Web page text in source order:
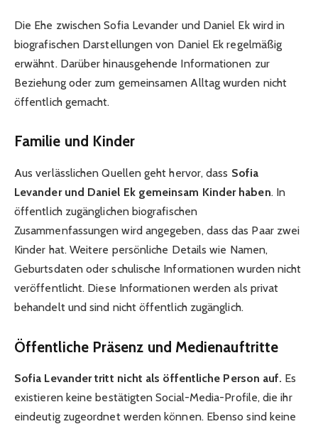
Die Ehe zwischen Sofia Levander und Daniel Ek wird in
biografischen Darstellungen von Daniel Ek regelmäßig
erwähnt. Darüber hinausgehende Informationen zur
Beziehung oder zum gemeinsamen Alltag wurden nicht
öffentlich gemacht.
Familie und Kinder
Aus verlässlichen Quellen geht hervor, dass Sofia
Levander und Daniel Ek gemeinsam Kinder haben. In
öffentlich zugänglichen biografischen
Zusammenfassungen wird angegeben, dass das Paar zwei
Kinder hat. Weitere persönliche Details wie Namen,
Geburtsdaten oder schulische Informationen wurden nicht
veröffentlicht. Diese Informationen werden als privat
behandelt und sind nicht öffentlich zugänglich.
Öffentliche Präsenz und Medienauftritte
Sofia Levander tritt nicht als öffentliche Person auf. Es
existieren keine bestätigten Social-Media-Profile, die ihr
eindeutig zugeordnet werden können. Ebenso sind keine